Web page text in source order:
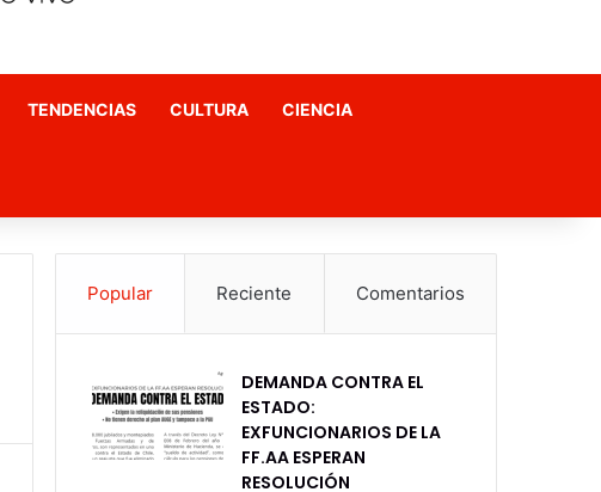
TENDENCIAS CULTURA CIENCIA
Popular Reciente Comentarios
DEMANDA CONTRA EL
ESTADO:
EXFUNCIONARIOS DE LA
FF.AA ESPERAN
RESOLUCIÓN